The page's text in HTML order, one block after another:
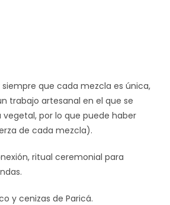
que cada mezcla es única,
trabajo artesanal en el que se
por lo que puede haber
de cada mezcla).
ritual ceremonial para
y cenizas de Paricá.